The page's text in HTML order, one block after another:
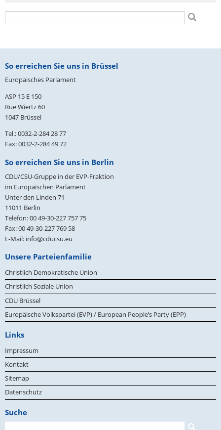
Suchformular
Fußbereich
So erreichen Sie uns in Brüssel
Europäisches Parlament
ASP 15 E 150
Rue Wiertz 60
1047 Brüssel
Tel.: 0032-2-284 28 77
Fax: 0032-2-284 49 72
So erreichen Sie uns in Berlin
CDU/CSU-Gruppe in der EVP-Fraktion
im Europäischen Parlament
Unter den Linden 71
11011 Berlin
Telefon:00 49-30-227 757 75
Fax:00 49-30-227 769 58
E-Mail: info@cducsu.eu
Unsere Parteienfamilie
Christlich Demokratische Union
Christlich Soziale Union
CDU Brüssel
Europäische Volkspartei (EVP) / European People’s Party (EPP)
Links
Impressum
Kontakt
Sitemap
Datenschutz
Suche